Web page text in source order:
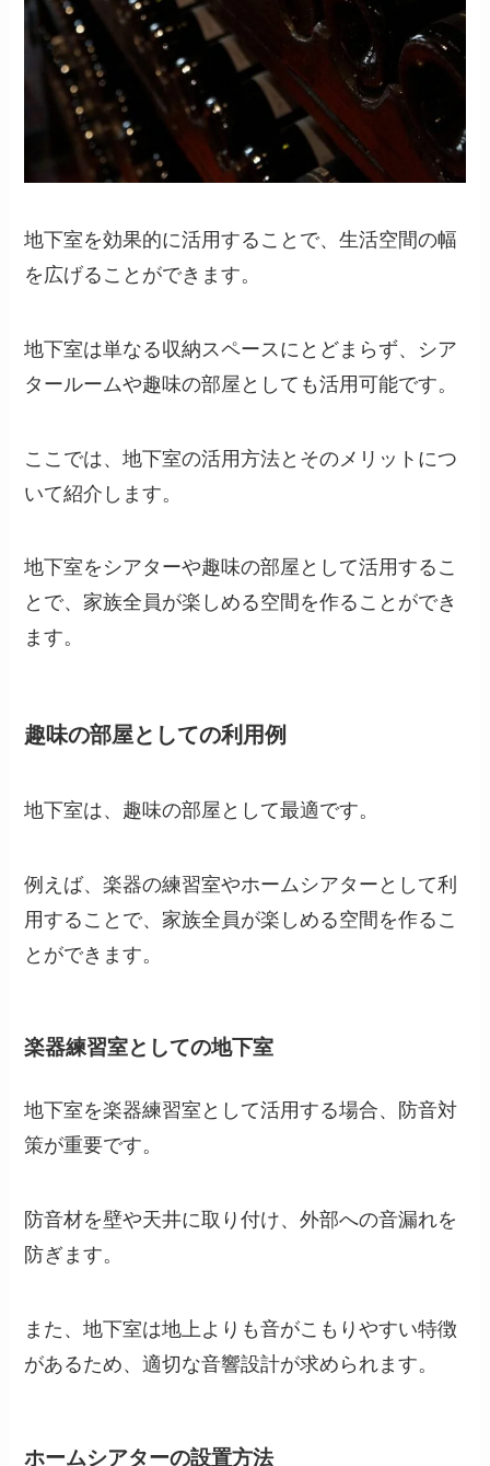
地下室を効果的に活用することで、生活空間の幅
を広げることができます。
地下室は単なる収納スペースにとどまらず、シア
タールームや趣味の部屋としても活用可能です。
ここでは、地下室の活用方法とそのメリットにつ
いて紹介します。
地下室をシアターや趣味の部屋として活用するこ
とで、家族全員が楽しめる空間を作ることができ
ます。
趣味の部屋としての利用例
地下室は、趣味の部屋として最適です。
例えば、楽器の練習室やホームシアターとして利
用することで、家族全員が楽しめる空間を作るこ
とができます。
楽器練習室としての地下室
地下室を楽器練習室として活用する場合、防音対
策が重要です。
防音材を壁や天井に取り付け、外部への音漏れを
防ぎます。
また、地下室は地上よりも音がこもりやすい特徴
があるため、適切な音響設計が求められます。
ホームシアターの設置方法